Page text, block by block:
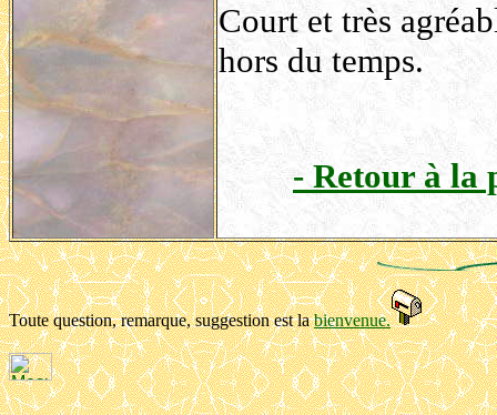
Court et très
hors du temps.
- Retour à la
Toute question, remarque, suggestion est labienvenue.